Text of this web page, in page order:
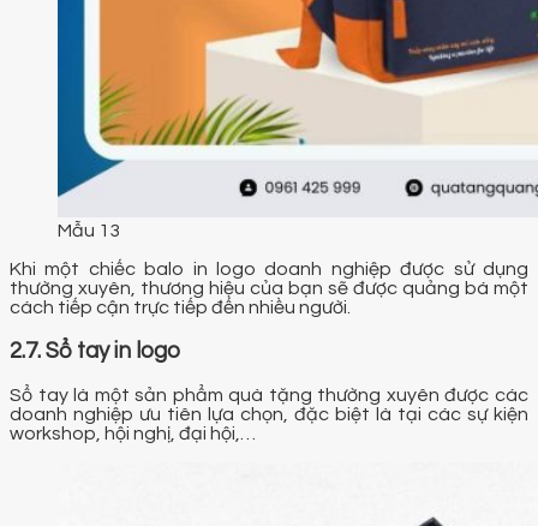
Mẫu 13
Khi một chiếc balo in logo doanh nghiệp được sử dụng
thường xuyên, thương hiệu của bạn sẽ được quảng bá một
cách tiếp cận trực tiếp đến nhiều người.
2.7. Sổ tay in logo
Sổ tay là một sản phẩm quà tặng thường xuyên được các
doanh nghiệp ưu tiên lựa chọn, đặc biệt là tại các sự kiện
workshop, hội nghị, đại hội,…